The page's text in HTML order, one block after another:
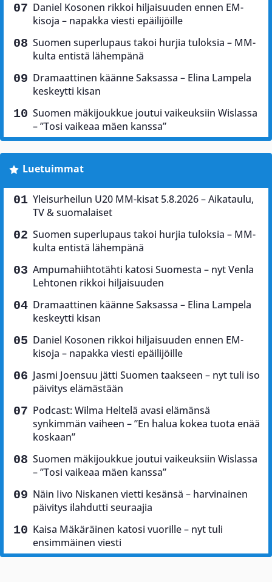
Daniel Kosonen rikkoi hiljaisuuden ennen EM-
kisoja – napakka viesti epäilijöille
Suomen superlupaus takoi hurjia tuloksia – MM-
kulta entistä lähempänä
Dramaattinen käänne Saksassa – Elina Lampela
keskeytti kisan
Suomen mäkijoukkue joutui vaikeuksiin Wislassa
– ”Tosi vaikeaa mäen kanssa”
Luetuimmat
Yleisurheilun U20 MM-kisat 5.8.2026 – Aikataulu,
TV & suomalaiset
Suomen superlupaus takoi hurjia tuloksia – MM-
kulta entistä lähempänä
Ampumahiihtotähti katosi Suomesta – nyt Venla
Lehtonen rikkoi hiljaisuuden
Dramaattinen käänne Saksassa – Elina Lampela
keskeytti kisan
Daniel Kosonen rikkoi hiljaisuuden ennen EM-
kisoja – napakka viesti epäilijöille
Jasmi Joensuu jätti Suomen taakseen – nyt tuli iso
päivitys elämästään
Podcast: Wilma Heltelä avasi elämänsä
synkimmän vaiheen – ”En halua kokea tuota enää
koskaan”
Suomen mäkijoukkue joutui vaikeuksiin Wislassa
– ”Tosi vaikeaa mäen kanssa”
Näin Iivo Niskanen vietti kesänsä – harvinainen
päivitys ilahdutti seuraajia
Kaisa Mäkäräinen katosi vuorille – nyt tuli
ensimmäinen viesti